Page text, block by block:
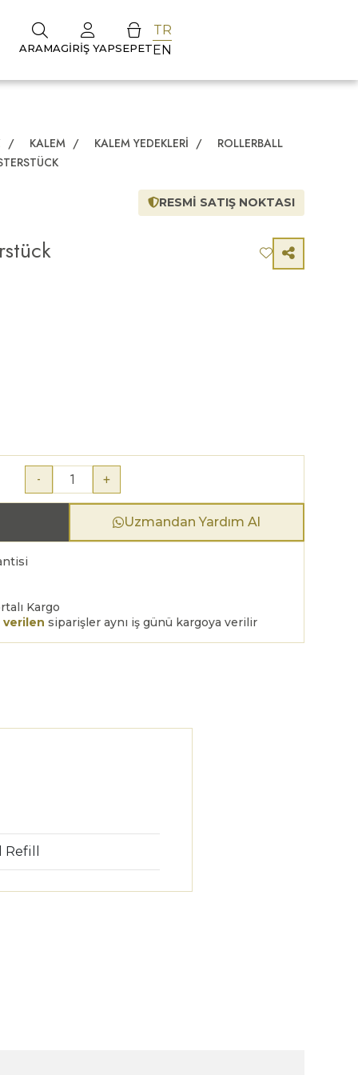
ARAMAGIRIŞ YAPSEPET
TR
EN
/ KALEM / KALEM YEDEKLERI /
ROLLERBALL
RESMİ SATIŞ NOKTASI
- +
Uzmandan Yardım Al
Kargo
verilen siparişler aynı iş günü kargoya verilir